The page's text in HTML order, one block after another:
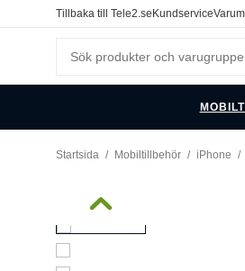
Tillbaka till Tele2.seKundservice
Startsida / Mobiltillbehör / iPhone /